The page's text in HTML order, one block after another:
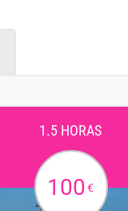
1.5 HORAS
100€